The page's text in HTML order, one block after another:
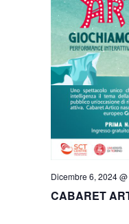
CABARET
Dicembre 6, 2024